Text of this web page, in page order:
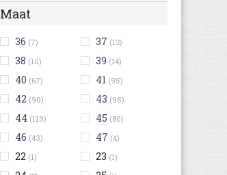
Maat
36 (7) 37 (12)
38 (10) 39 (14)
40 (67) 41 (95)
42 (90) 43 (95)
44 (113) 45 (80)
46 (43) 47 (4)
22 (1) 23 (1)